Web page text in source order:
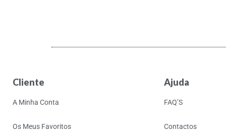
Agust D
Cliente
A Minha Conta
Os Meus Favoritos
Ajuda
FAQ’S
Contactos